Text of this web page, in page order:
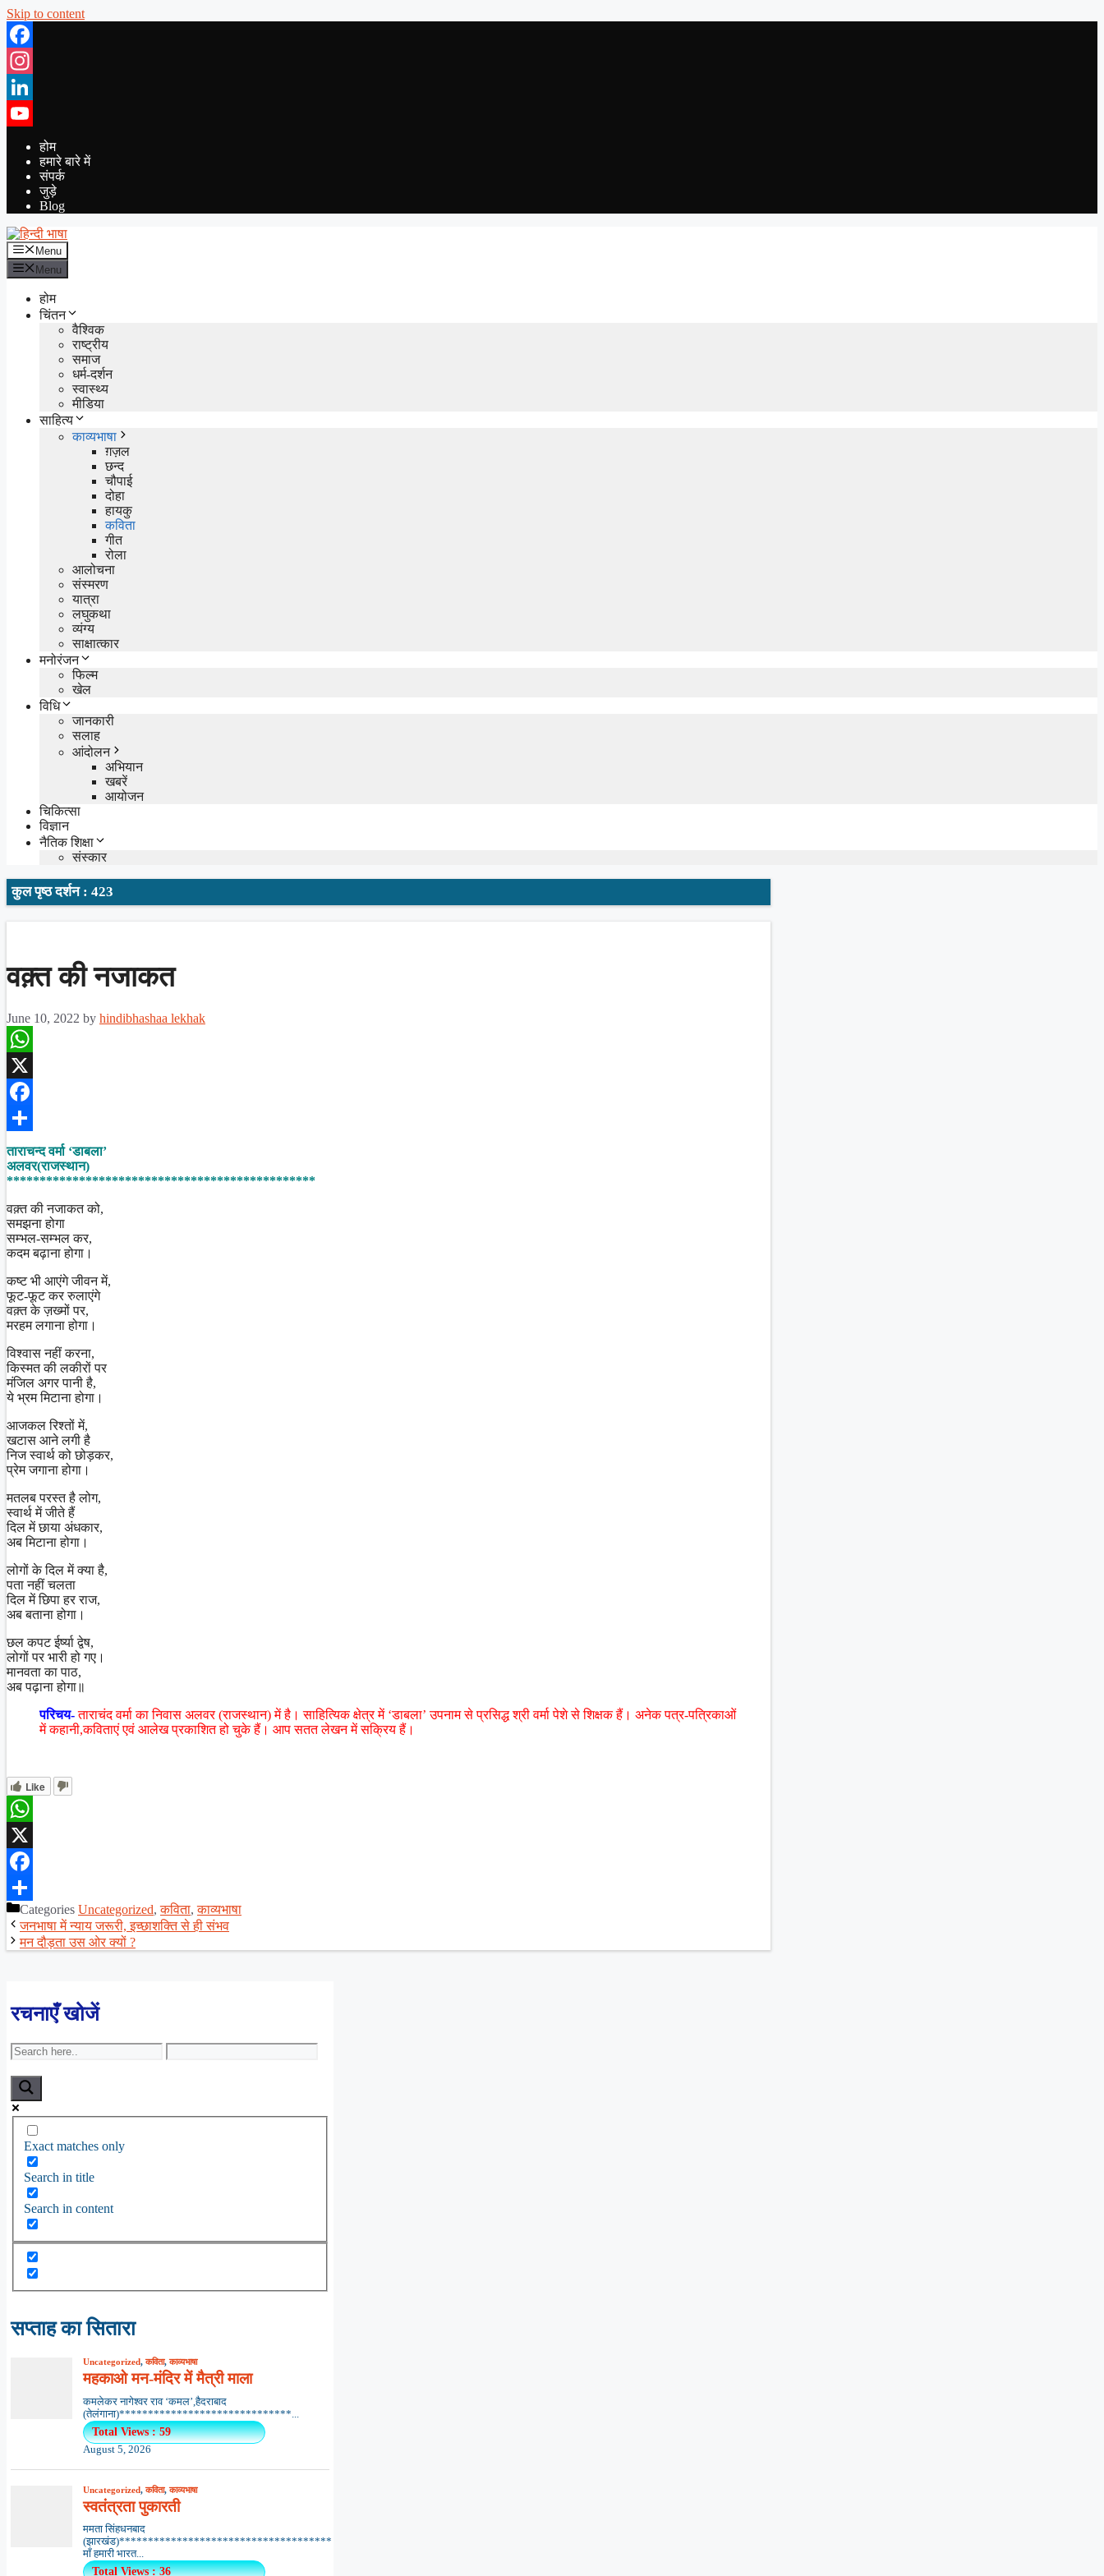
Skip to content
Facebook
Instagram
LinkedIn
YouTube
होम
हमारे बारे में
संपर्क
जुड़े
Blog
Menu
Menu
होम
चिंतन
वैश्विक
राष्ट्रीय
समाज
धर्म-दर्शन
स्वास्थ्य
मीडिया
साहित्य
काव्यभाषा
ग़ज़ल
छन्द
चौपाई
दोहा
हायकु
कविता
गीत
रोला
आलोचना
संस्मरण
यात्रा
लघुकथा
व्यंग्य
साक्षात्कार
मनोरंजन
फिल्म
खेल
विधि
जानकारी
सलाह
आंदोलन
अभियान
खबरें
आयोजन
चिकित्सा
विज्ञान
नैतिक शिक्षा
संस्कार
कुल पृष्ठ दर्शन : 423
वक़्त की नजाकत
June 10, 2022 by hindibhashaa lekhak
WhatsApp
X
Facebook
Share
ताराचन्द वर्मा ‘डाबला’
अलवर(राजस्थान)
***********************************************
वक़्त की नजाकत को,
समझना होगा
सम्भल-सम्भल कर,
कदम बढ़ाना होगा।
कष्ट भी आएंगे जीवन में,
फूट-फूट कर रुलाएंगे
वक़्त के ज़ख्मों पर,
मरहम लगाना होगा।
विश्वास नहीं करना,
किस्मत की लकीरों पर
मंजिल अगर पानी है,
ये भ्रम मिटाना होगा।
आजकल रिश्तों में,
खटास आने लगी है
निज स्वार्थ को छोड़कर,
प्रेम जगाना होगा।
मतलब परस्त है लोग,
स्वार्थ में जीते हैं
दिल में छाया अंधकार,
अब मिटाना होगा।
लोगों के दिल में क्या है,
पता नहीं चलता
दिल में छिपा हर राज,
अब बताना होगा।
छल कपट ईर्ष्या द्वेष,
लोगों पर भारी हो गए।
मानवता का पाठ,
अब पढ़ाना होगा॥
परिचय-ताराचंद वर्मा का निवास अलवर (राजस्थान) में है। साहित्यिक क्षेत्र में ‘डाबला’ उपनाम से प्रसिद्ध श्री वर्मा पेशे से शिक्षक हैं। अनेक पत्र-पत्रिकाओं
में कहानी,कविताएं एवं आलेख प्रकाशित हो चुके हैं। आप सतत लेखन में सक्रिय हैं।
Like
WhatsApp
X
Facebook
ShareCategories Uncategorized,कविता,काव्यभाषा
जनभाषा में न्याय जरूरी, इच्छाशक्ति से ही संभव
मन दौड़ता उस ओर क्यों ?
रचनाएँ खोजें
Exact matches only
Search in title
Search in content
सप्ताह का सितारा
Uncategorized,कविता,काव्यभाषा
महकाओ मन-मंदिर में मैत्री माला
कमलेकर नागेश्वर राव ‘कमल’,हैदराबाद
(तेलंगाना)******************************...
Total Views : 59
August 5, 2026
Uncategorized,कविता,काव्यभाषा
स्वतंत्रता पुकारती
ममता सिंहधनबाद
(झारखंड)*************************************
माँ हमारी भारत...
Total Views : 36